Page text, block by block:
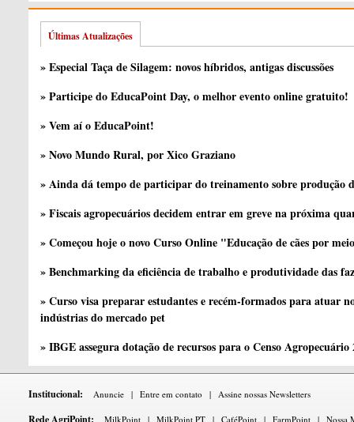
Últimas Atualizações
» Especial Taça de Silagem: novos híbridos, antigas discussões
» Participe do EducaPoint Day, o melhor evento online gratuito!
» Vem aí o EducaPoint!
» Novo Mundo Rural, por Xico Graziano
» Ainda dá tempo de participar do treinamento sobre produção
» Fiscais agropecuários decidem entrar em greve na próxima
» Começou hoje o novo Curso Online "Educação de cães por
» Benchmarking da eficiência de trabalho e produtividade das
» Curso visa preparar estudantes e recém-formados para atuar
indústrias do mercado pet
» IBGE assegura dotação de recursos para o Censo Agropecuário
Institucional: Anuncie | Entre em contato | Assine nossas Newsletters
Rede AgriPoint: MilkPoint | MilkPoint PT | CaféPoint | FarmPoint | Nossa